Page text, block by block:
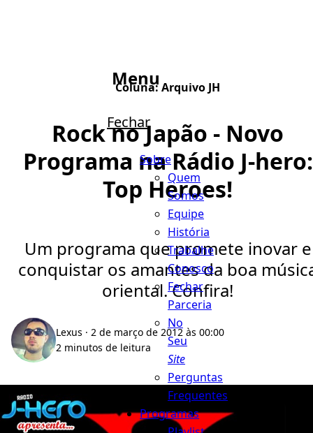
Menu
Fechar
Sobre
Quem
Somos
Equipe
História
Trabalhe
Conosco
Fechar
Parceria
No
Seu
Site
Perguntas
Frequentes
Programas
Coluna:Arquivo JH
Rock no Japão - Novo
Programa na Rádio J-hero:
Top Heroes!
Um programa que promete inovar e
conquistar os amantes da boa
oriental. Confira!
Lexus · 2 de março de 2012 às 00:00
2 minutos de leitura